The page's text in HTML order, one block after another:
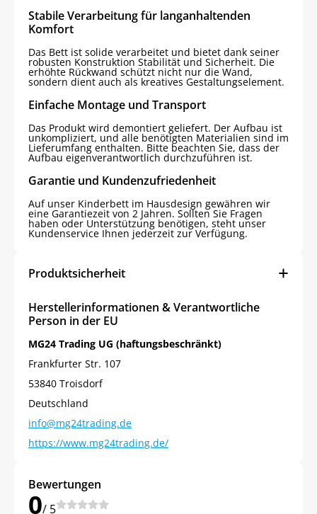
Stabile Verarbeitung für langanhaltenden
Komfort
Das Bett ist solide verarbeitet und bietet dank seiner
robusten Konstruktion Stabilität und Sicherheit. Die
erhöhte Rückwand schützt nicht nur die Wand,
sondern dient auch als kreatives Gestaltungselement.
Einfache Montage und Transport
Das Produkt wird demontiert geliefert. Der Aufbau ist
unkompliziert, und alle benötigten Materialien sind im
Lieferumfang enthalten. Bitte beachten Sie, dass der
Aufbau eigenverantwortlich durchzuführen ist.
Garantie und Kundenzufriedenheit
Auf unser Kinderbett im Hausdesign gewähren wir
eine Garantiezeit von 2 Jahren. Sollten Sie Fragen
haben oder Unterstützung benötigen, steht unser
Kundenservice Ihnen jederzeit zur Verfügung.
Produktsicherheit
Herstellerinformationen & Verantwortliche
Person in der EU
MG24 Trading UG (haftungsbeschränkt)
Frankfurter Str. 107
53840 Troisdorf
Deutschland
info@mg24trading.de
https://www.mg24trading.de/
Bewertungen
0/ 5